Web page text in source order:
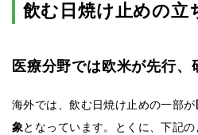
飲む日焼け止めの立
医療分野では欧米が先行、
海外では、飲む日焼け止めの一部が
象となっています。とくに、下記